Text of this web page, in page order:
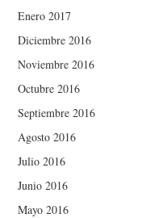
Enero 2017
Diciembre 2016
Noviembre 2016
Octubre 2016
Septiembre 2016
Agosto 2016
Julio 2016
Junio 2016
Mayo 2016